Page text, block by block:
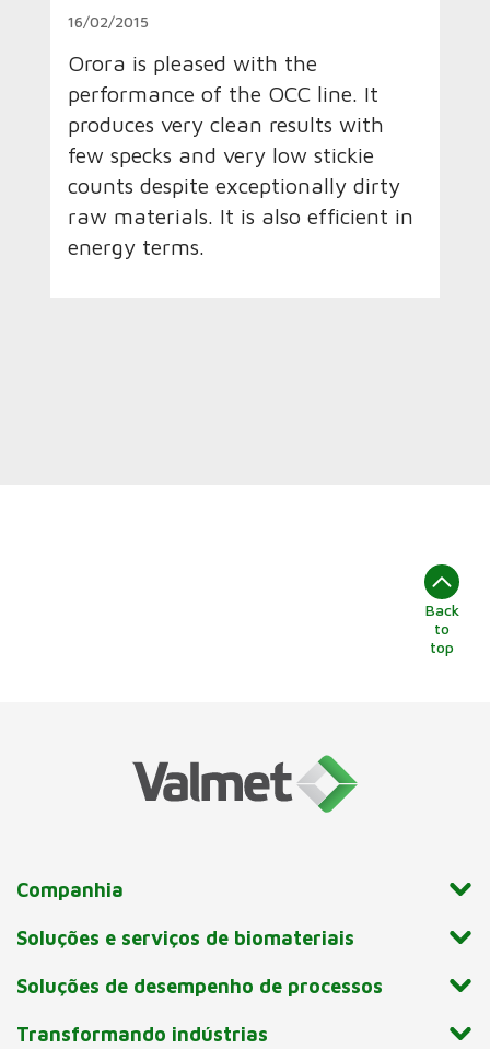
16/02/2015
Orora is pleased with the
performance of the OCC line. It
produces very clean results with
few specks and very low stickie
counts despite exceptionally dirty
raw materials. It is also efficient in
energy terms.
Back
to
top
Companhia
Soluções e serviços de biomateriais
Soluções de desempenho de processos
Transformando indústrias